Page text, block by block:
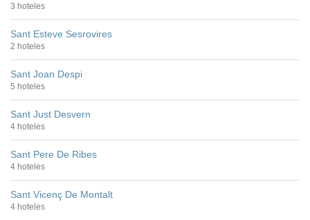
3 hoteles
Sant Esteve Sesrovires
2 hoteles
Sant Joan Despi
5 hoteles
Sant Just Desvern
4 hoteles
Sant Pere De Ribes
4 hoteles
Sant Vicenç De Montalt
4 hoteles